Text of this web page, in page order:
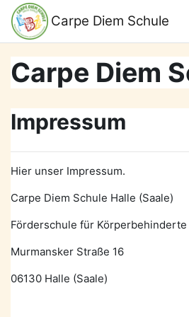
Zum Hauptinhalt
Support zur Barrierefreiheit
Carpe Diem Schule
Carpe Diem
Impressum
Hier unser Impressum.
Carpe Diem Schule Halle (Saale)
Förderschule für
Murmansker Straße 16
06130 Halle (Saale)